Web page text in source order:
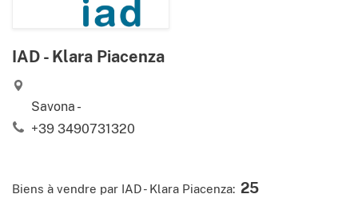
IAD - Klara Piacenza
Savona -
+39 3490731320
Biens à vendre par IAD - Klara Piacenza: 25